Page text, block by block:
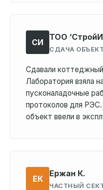
СИ
ТОО
СДАЧА
Сдавали
Лаборатория взяла
пусконаладочные
протоколов для
объект ввели в
ЕК
Ержан К.
ЧАСТНЫЙ